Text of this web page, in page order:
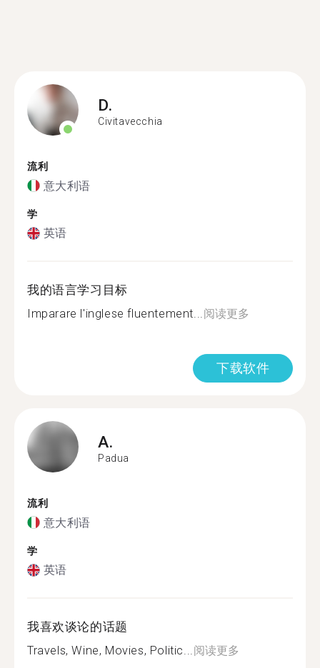
D.
Civitavecchia
流利
意大利语
学
英语
我的语言学习目标
Imparare l'inglese fluentement...阅读更多
下载软件
A.
Padua
流利
意大利语
学
英语
我喜欢谈论的话题
Travels, Wine, Movies, Politic...阅读更多